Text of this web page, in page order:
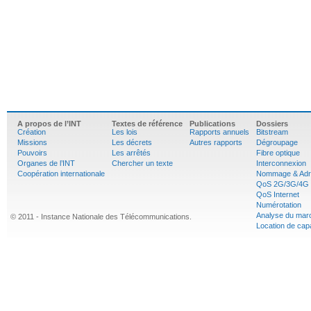
A propos de l’INT
Création
Missions
Pouvoirs
Organes de l’INT
Coopération internationale
Textes de référence
Les lois
Les décrets
Les arrêtés
Chercher un texte
Publications
Rapports annuels
Autres rapports
Dossiers
Bitstream
Dégroupage
Fibre optique
Interconnexion
Nommage &
QoS 2G/3G/4G
QoS Internet
Numérotation
Analyse du
Location de
© 2011 - Instance Nationale des Télécommunications.